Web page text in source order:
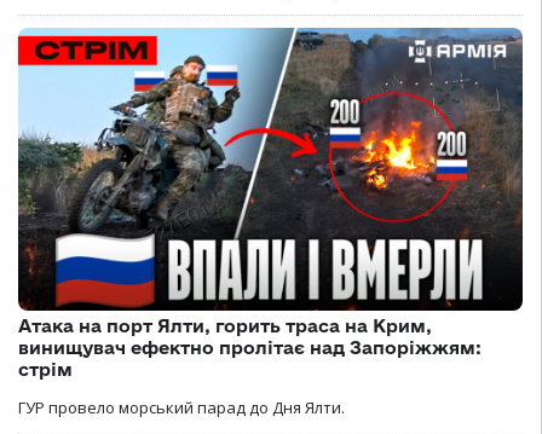
Атака на порт Ялти, горить траса на Крим,
винищувач ефектно пролітає над Запоріжжям:
стрім
ГУР провело морський парад до Дня Ялти.